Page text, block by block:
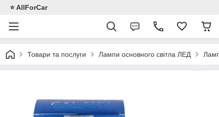
⭐️ AllForCar
Товари та послуги Лампи основного світла ЛЕД